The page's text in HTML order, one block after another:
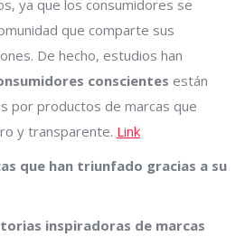
ya que los consumidores se
que comparte sus
De hecho, estudios han
conscientes están
por productos de marcas que
y transparente. Link
que han triunfado gracias a su
inspiradoras de marcas